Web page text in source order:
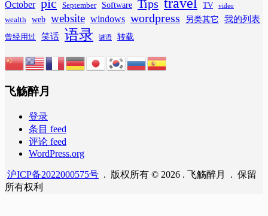
October pic September Software Tips TV video
wealth web website windows wordpress 另类其它 我的列表
曾经用过 笑话 语录 谜语 转载
飞觞醉月
登录
条目 feed
评论 feed
WordPress.org
沪ICP备2022000575号 . 版权所有 © 2026 . 飞觞醉月 . 保留
所有权利